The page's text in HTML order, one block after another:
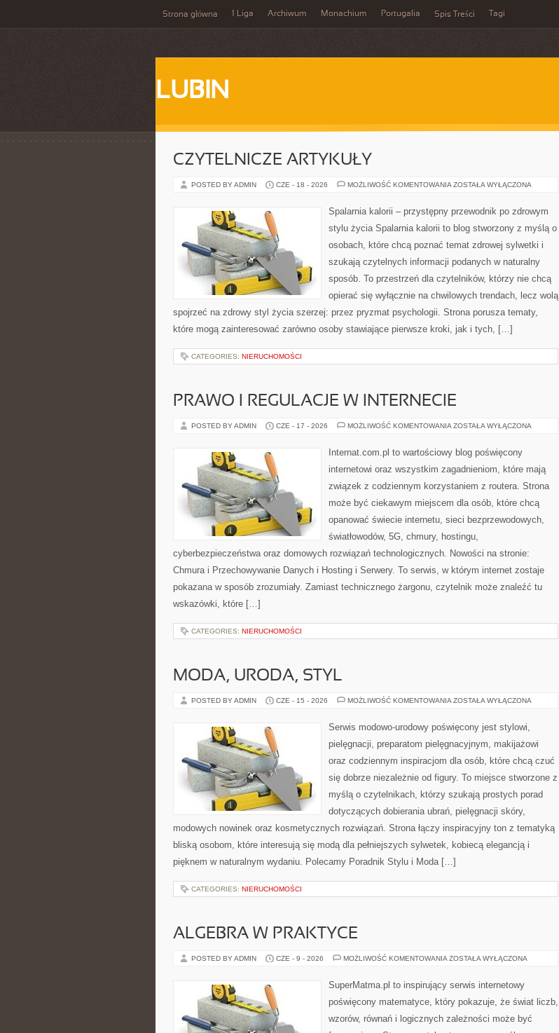
Strona główna 1 Liga Archiwum Monachium Portugalia Spis Treści Tagi
LUBIN
CZYTELNICZE ARTYKUŁY
POSTED BY ADMIN CZE - 18 - 2026 MOŻLIWOŚĆ KOMENTOWANIA CZYTELNICZE
ZOSTAŁA WYŁĄCZONA
Spalarnia kalorii – przystępny przewodnik po zdrowym
stylu życia Spalarnia kalorii to blog stworzony z myślą o
osobach, które chcą poznać temat zdrowej sylwetki i
szukają czytelnych informacji podanych w naturalny
sposób. To przestrzeń dla czytelników, którzy nie chcą
opierać się wyłącznie na chwilowych trendach, lecz wolą
spojrzeć na zdrowy styl życia szerzej: przez pryzmat psychologii. Strona porusza tematy,
które mogą zainteresować zarówno osoby stawiające pierwsze kroki, jak i tych, […]
CATEGORIES: NIERUCHOMOŚCI
PRAWO I REGULACJE W INTERNECIE
POSTED BY ADMIN CZE - 17 - 2026 MOŻLIWOŚĆ KOMENTOWANIA PRAWO
W
INTERNECIE
ZOSTAŁA WYŁĄCZONA
Internat.com.pl to wartościowy blog poświęcony
internetowi oraz wszystkim zagadnieniom, które mają
związek z codziennym korzystaniem z routera. Strona
może być ciekawym miejscem dla osób, które chcą
opanować świecie internetu, sieci bezprzewodowych,
światłowodów, 5G, chmury, hostingu,
cyberbezpieczeństwa oraz domowych rozwiązań technologicznych. Nowości na stronie:
Chmura i Przechowywanie Danych i Hosting i Serwery. To serwis, w którym internet zostaje
pokazana w sposób zrozumiały. Zamiast technicznego żargonu, czytelnik może znaleźć tu
wskazówki, które […]
CATEGORIES: NIERUCHOMOŚCI
MODA, URODA, STYL
POSTED BY ADMIN CZE - 15 - 2026 MOŻLIWOŚĆ KOMENTOWANIA MODA,
ZOSTAŁA WYŁĄCZONA
Serwis modowo-urodowy poświęcony jest stylowi,
pielęgnacji, preparatom pielęgnacyjnym, makijażowi
oraz codziennym inspiracjom dla osób, które chcą czuć
się dobrze niezależnie od figury. To miejsce stworzone z
myślą o czytelnikach, którzy szukają prostych porad
dotyczących dobierania ubrań, pielęgnacji skóry,
modowych nowinek oraz kosmetycznych rozwiązań. Strona łączy inspiracyjny ton z tematyką
bliską osobom, które interesują się modą dla pełniejszych sylwetek, kobiecą elegancją i
pięknem w naturalnym wydaniu. Polecamy Poradnik Stylu i Moda […]
CATEGORIES: NIERUCHOMOŚCI
ALGEBRA W PRAKTYCE
POSTED BY ADMIN CZE - 9 - 2026 MOŻLIWOŚĆ KOMENTOWANIA ALGEBRA
ZOSTAŁA WYŁĄCZONA
SuperMatma.pl to inspirujący serwis internetowy
poświęcony matematyce, który pokazuje, że świat liczb,
wzorów, równań i logicznych zależności może być